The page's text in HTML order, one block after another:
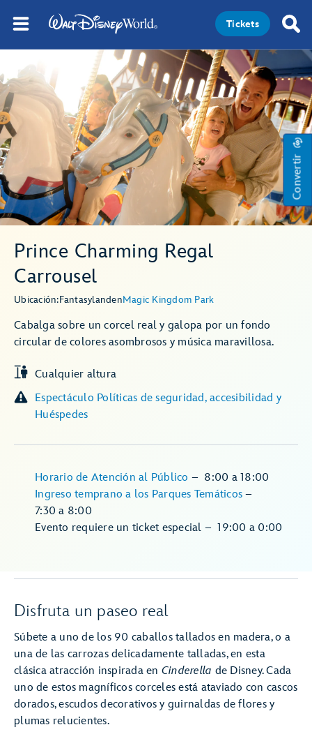
Tickets
Convertir
Prince Charming Regal
Carrousel
Ubicación:FantasylandenMagic Kingdom Park
Cabalga sobre un corcel real y galopa por un fondo
circular de colores asombrosos y música maravillosa.
Cualquier altura
Espectáculo Políticas de seguridad, accesibilidad y
Huéspedes
Ingreso temprano a los Parques Temáticos–
7:30 a 8:00
Horario de Atención al Público – 8:00 a 18:00
Evento requiere un ticket especial –19:00 a 0:00
Disfruta un paseo real
Súbete a uno de los 90 caballos tallados en madera, o a
una de las carrozas delicadamente talladas, en esta
clásica atracción inspirada en Cinderella de Disney. Cada
uno de estos magníficos corceles está ataviado con cascos
dorados, escudos decorativos y guirnaldas de flores y
plumas relucientes.